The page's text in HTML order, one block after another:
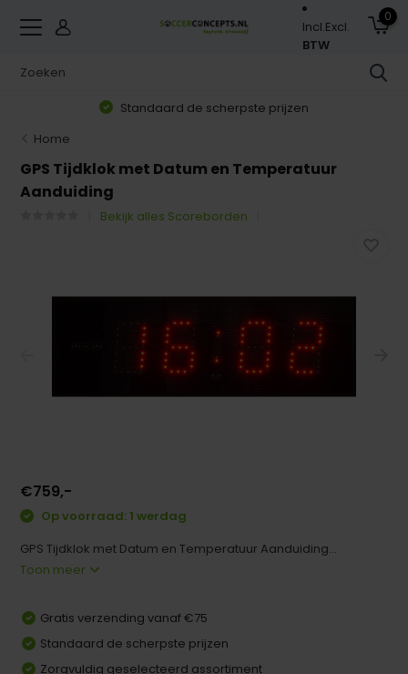
Incl.Excl.
BTW
0
Standaard de scherpste prijzen
Home
GPS Tijdklok met Datum en Temperatuur
Aanduiding
Bekijk alles Scoreborden
€759,-
Op voorraad: 1 werdag
GPS Tijdklok met Datum en Temperatuur Aanduiding...
Toon meer
Gratis verzending vanaf €75
Standaard de scherpste prijzen
Zorgvuldig geselecteerd assortiment